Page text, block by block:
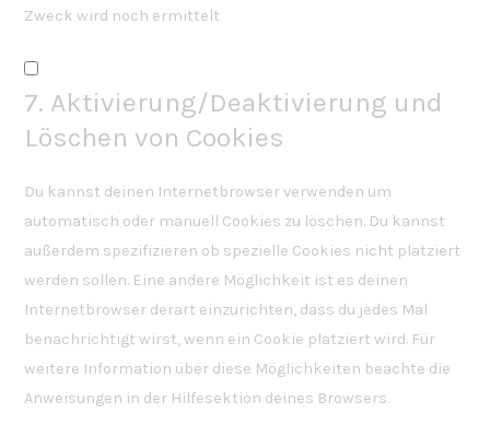
Zweck wird noch ermittelt
C
o
n
e
n
t
t
o
s
e
r
7. Aktivierung/Deaktivierung und
Löschen von Cookies
Du kannst deinen Internetbrowser verwenden um
automatisch oder manuell Cookies zu löschen. Du kannst
außerdem spezifizieren ob spezielle Cookies nicht platziert
werden sollen. Eine andere Möglichkeit ist es deinen
Internetbrowser derart einzurichten, dass du jedes Mal
benachrichtigt wirst, wenn ein Cookie platziert wird. Für
weitere Information über diese Möglichkeiten beachte die
Anweisungen in der Hilfesektion deines Browsers.